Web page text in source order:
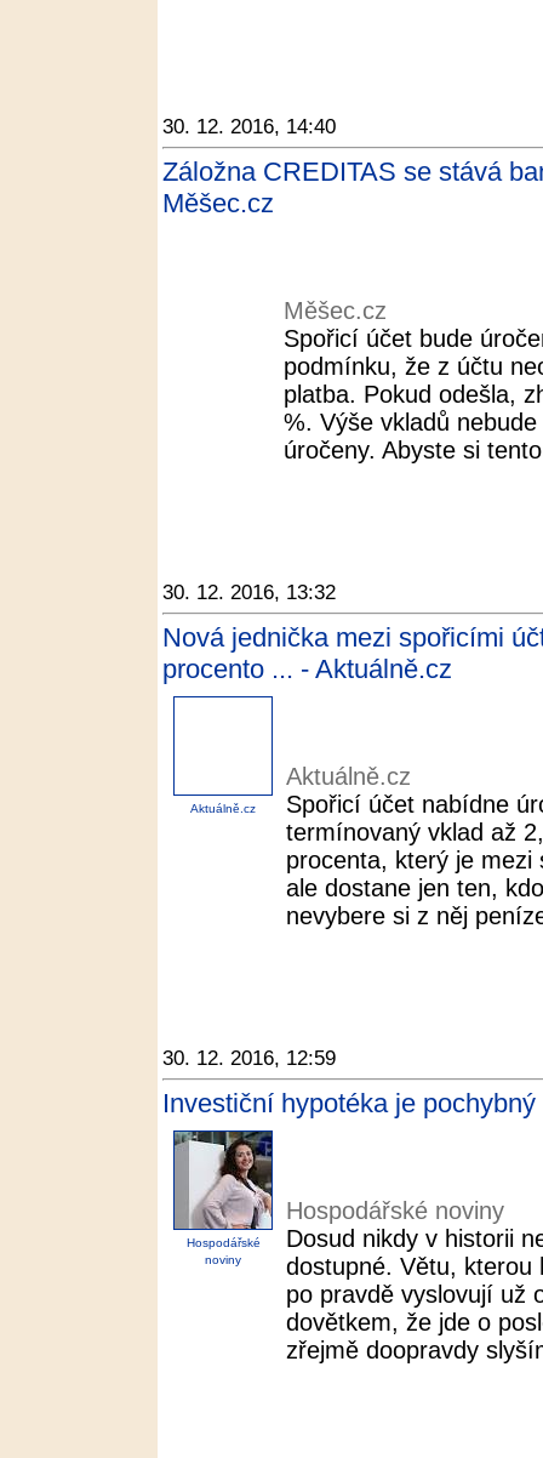
30. 12. 2016, 14:40
Záložna CREDITAS se stává
Měšec.cz
Měšec.cz
Spořicí účet bude
podmínku, že z účtu
platba. Pokud odešla,
%. Výše vkladů
úročeny. Abyste si
30. 12. 2016, 13:32
Nová jednička mezi spořicími
procento ... - Aktuálně.cz
Aktuálně.cz
Aktuálně.cz
Spořicí účet nabídne
termínovaný vklad až
procenta, který je
ale dostane jen ten,
nevybere si z něj
30. 12. 2016, 12:59
Investiční hypotéka je
Hospodářské
noviny
Hospodářské noviny
Dosud nikdy v historii
dostupné. Větu, kterou
po pravdě vyslovují už
dovětkem, že jde o
zřejmě doopravdy